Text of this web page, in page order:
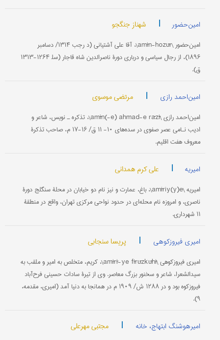
امین‌حضور | شهناز جنگجو
امین‌حضور \amīn-hozūr\، آقا علی آشتیانی (د رجب ۱۳۱۴/ دسامبر
۱۸۹۶)، از رجال سیاسی و درباری دورۀ ناصرالدین شاه قاجار (سل‍ ۱۲۶۴-۱۳۱۳
ق).
امین‌احمد رازی | مرتضی موسوی
امین‌احمد رازی \amīn(-e) ahmad-e rāzī\، تذکره ـ ‌نویس، شاعر و
ادیب نـامی عصر صفوی در سده‌های ۱۰- ۱۱ ق/ ۱۶-۱۷ م، صاحب تذکرۀ
معروف هفت اقلیم.
امیریه | علی کرم همدانی
امیریه \amīriy(y)e\، باغ، عمارت و نیز نام دو خیابان در محلۀ سنگلج دورۀ
ناصری، و امروزه نام محله‌ای در حدود نواحی مرکزی تهران، واقع در منطقۀ
۱۱ شهرداری.
امیری فیروزکوهی | پریسا سنجابی
امیری فیروزکوهی \amīrī-ye fīrūzkūhī\، کریم، متخلص به امیر و ملقب به
سیدالشعرا، شاعر و سخنور بزرگ معاصر. وی از تیرۀ سادات حسینی فرح‌آباد
فیروزکوه بود و در ۱۲۸۸ ش/ ۱۹۰۹ م در همانجا به دنیا آمد (امیری، مقدمه،
۹).
امیرهوشنگ ابتهاج، خانه | مجتبی مهرعلی